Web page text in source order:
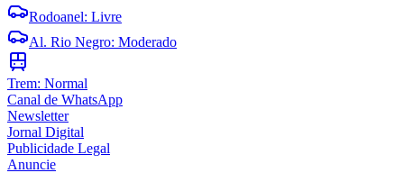
Rodoanel: Livre
Al. Rio Negro: Moderado
Trem: Normal
Canal de WhatsApp
Newsletter
Jornal Digital
Publicidade Legal
Anuncie